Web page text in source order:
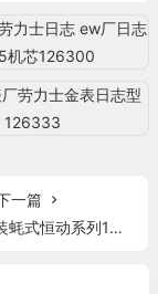
一篇
系列178341 18K玫瑰金